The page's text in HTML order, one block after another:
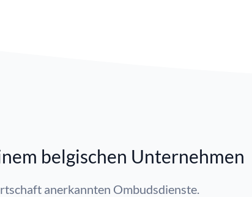
belgischen Unternehmen
anerkannten Ombudsdienste.